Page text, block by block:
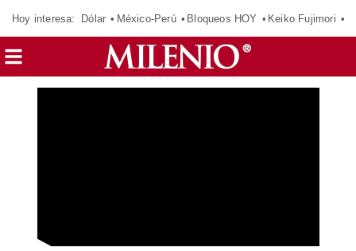
Hoy interesa: Dólar México-Perú Bloqueos HOY Keiko Fujimori